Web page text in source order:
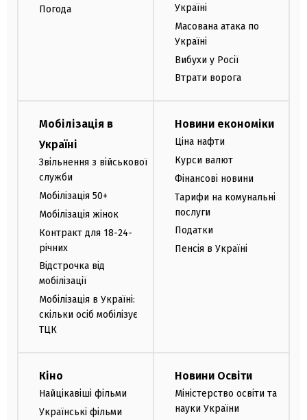
Погода
Україні
Масована атака по
Україні
Вибухи у Росії
Втрати ворога
Мобілізація в
Україні
Звільнення з військової
служби
Мобілізація 50+
Мобілізація жінок
Контракт для 18-24-
річних
Відстрочка від
мобілізації
Мобілізація в Україні:
скільки осіб мобілізує
ТЦК
Новини економіки
Ціна нафти
Курси валют
Фінансові новини
Тарифи на комунальні
послуги
Податки
Пенсія в Україні
Кіно
Найцікавіші фільми
Українські фільми
Новини Освіти
Міністерство освіти та
науки України